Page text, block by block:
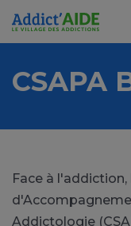
Aller au contenu
CSAPA
Face à
Addictologie
Panneau de